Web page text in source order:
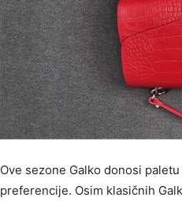
Ove sezone Galko donosi
preferencije. Osim klasičnih